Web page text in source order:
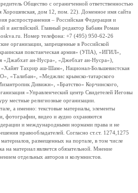
Общество с ограниченной ответственностью
дом 12, пом. 22). Доменное имя сайта
распространения – Российская Федерация и
и английский. Главный редактор Бабаян Роман
Номер телефона: +7 (495) 950-62-26
организации, запрещенные в Российской
повстанческая армия» (УПА), «ИГИЛ»,
ан-Нусра», «Джебхат ан-Нусра»),
«Хайят Тахрир аш-Шам», Национал-Большевистская
«Талибан», «Меджлис крымско-татарского
Дивижн», «Братство» Корчинского,
«Управленческий центр Свидетелей Иеговы
местные религиозные организации.
а именно: текстовые материалы, элементы
фотографии, видео и аудио охраняются
и международными нормами права и не
правообладателей. Согласно ст.ст. 1274,1275
размещенных на портале, в том числе
на материал является обязательной. Мнение
отдельных авторов и колумнистов.